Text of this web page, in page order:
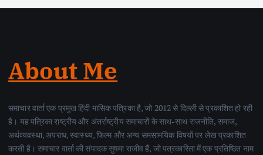
About Me
समाचार वार्ता एक प्रमुख हिंदी मासिक पत्रिका है, जो 2012 से दिल्ली से प्रकाशित हो रही
है। यह पत्रिका राष्ट्रीय और अंतर्राष्ट्रीय समाचारों के साथ-साथ राजनीति, समाज,
अर्थव्यवस्था, अपराध, स्वास्थ्य, फिल्म और अन्य समसामयिक विषयों पर लेख प्रकाशित
करती है। समाचार वार्ता की संपादक सुषमा राजीव हैं, जो पत्रकारिता में एक प्रतिष्ठित नाम